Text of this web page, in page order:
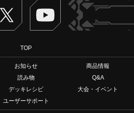
Twitter ヴァンガードch
TOP
お知らせ
商品情報
読み物
Q&A
デッキレシピ
大会・イベント
ユーザーサポート